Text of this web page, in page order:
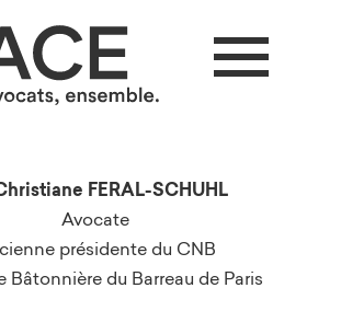
FERAL-SCHUHL
Avocate
présidente du CNB
Bâtonnière du Barreau de Paris